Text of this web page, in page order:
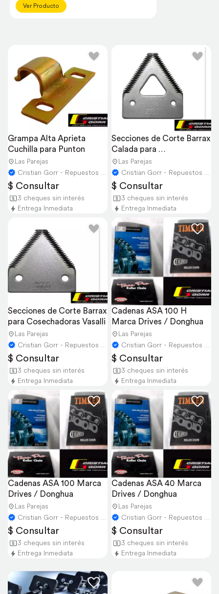
Grampa Alta Aprieta
Cuchilla para Punton
Las Parejas
Cristian Gorr - Repuestos Agricolas
$ Consultar
3 cheques sin interés
Entrega Inmediata
Secciones de Corte Barrax
Calada para
Cosechadoras
Las Parejas
Cristian Gorr - Repuestos Agricolas
$ Consultar
3 cheques sin interés
Entrega Inmediata
Secciones de Corte Barrax
para Cosechadoras Vasalli
Las Parejas
Cristian Gorr - Repuestos Agricolas
$ Consultar
3 cheques sin interés
Entrega Inmediata
Cadenas ASA 100 H
Marca Drives / Donghua
Las Parejas
Cristian Gorr - Repuestos Agricolas
$ Consultar
3 cheques sin interés
Entrega Inmediata
Cadenas ASA 100 Marca
Drives / Donghua
Las Parejas
Cristian Gorr - Repuestos Agricolas
$ Consultar
3 cheques sin interés
Entrega Inmediata
Cadenas ASA 40 Marca
Drives / Donghua
Las Parejas
Cristian Gorr - Repuestos Agricolas
$ Consultar
3 cheques sin interés
Entrega Inmediata
Ver Producto